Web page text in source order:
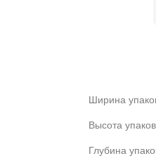
Ширина
Высота
Глубина